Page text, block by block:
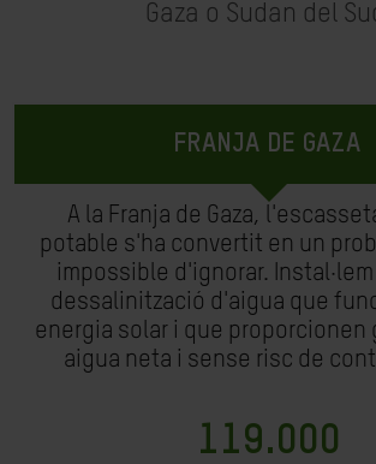
Gaza o Sudan del
FRANJA DE GAZA
A la Franja de Gaza,
potable s'ha convertit en un
impossible d'ignorar.
dessalinització d'aigua que
energia solar i que proporcionen
aigua neta i sense risc de
119.000